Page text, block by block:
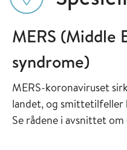
MERS (Middle
syndrome)
MERS-koronaviruset
landet, og smittetilfeller
Se rådene i avsnittet